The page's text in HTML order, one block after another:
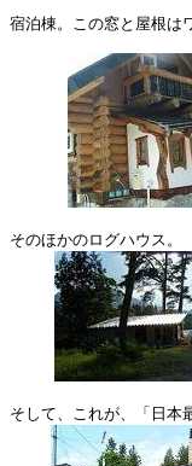
宿泊棟。この窓と屋根は
そのほかのログハウス。
そして、これが、「日本